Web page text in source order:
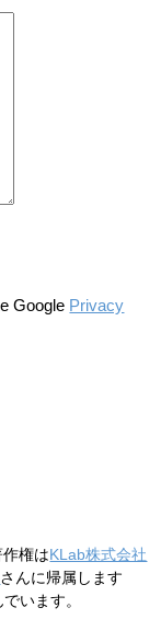
Google Privacy
権はKLab株式会社
さんに帰属します
います。